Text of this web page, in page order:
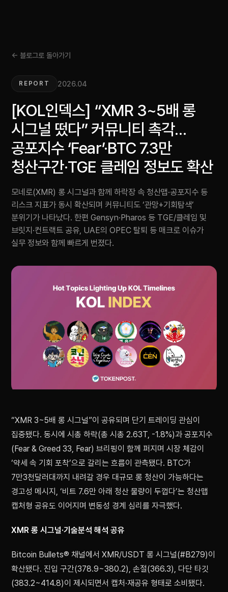
← 블로그로 돌아가기
REPORT 2026.04
[KOL인덱스] “XMR 3~5배 롱
시그널 떴다” 커뮤니티 촉각…
공포지수 ‘Fear’·BTC 7.3만
청산구간·TGE 클레임 정보도 확산
모네로(XMR) 롱 시그널과 함께 하락장 속 청산맵·공포지수 등
리스크 지표가 동시 확산되며 커뮤니티도 ‘관망+기회탐색’
분위기가 나타났다. 한편 Gensyn·Pharos 등 TGE/클레임 및
브릿지·컨트랙트 공유, UAE의 OPEC 탈퇴 등 매크로 이슈가
실무 정보와 함께 빠르게 번졌다.
“XMR 3~5배 롱 시그널”이 공유되며 단기 트레이딩 관심이
집중됐다. 동시에 시총 하락(총 시총 2.63T, -1.8%)과 공포지수
(Fear & Greed 33, Fear) 브리핑이 함께 퍼지며 시장 체감이
‘약세 속 기회 포착’으로 갈리는 흐름이 관측됐다. BTC가
7만3천달러대까지 내려갈 경우 대규모 롱 청산이 가능하다는
경고성 메시지, ‘비트 7.6만 아래 청산 물량이 두껍다’는 청산맵
캡처형 공유도 이어지며 변동성 경계 심리를 자극했다.
XMR 롱 시그널·기술분석 해석 공유
Bitcoin Bullets® 채널에서 XMR/USDT 롱 시그널(#B279)이
확산됐다. 진입 구간(378.9~380.2), 손절(366.3), 다단 타깃
(383.2~414.8)이 제시되면서 캡처·재공유 형태로 소비됐다.